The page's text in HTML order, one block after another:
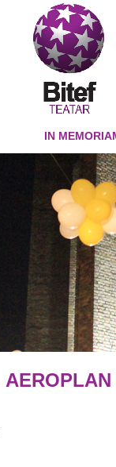
IN